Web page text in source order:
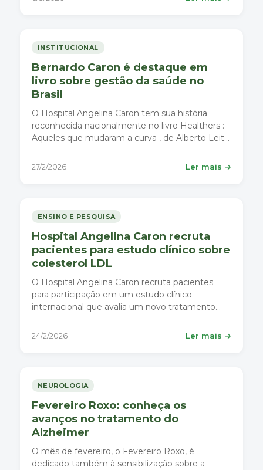
INSTITUCIONAL
Bernardo Caron é destaque em
livro sobre gestão da saúde no
Brasil
O Hospital Angelina Caron tem sua história
reconhecida nacionalmente no livro Healthers :
Aqueles que mudaram a curva , de Alberto Leite,
reúne as trajetórias de seis líderes da saúde no
27/2/2026 Ler mais →
ENSINO E PESQUISA
Hospital Angelina Caron recruta
pacientes para estudo clínico sobre
colesterol LDL
O Hospital Angelina Caron recruta pacientes
para participação em um estudo clínico
internacional que avalia um novo tratamento
como colesterol “ruim”, um dos principais
24/2/2026 Ler mais →
NEUROLOGIA
Fevereiro Roxo: conheça os
avanços no tratamento do
Alzheimer
O mês de fevereiro, o Fevereiro Roxo, é
dedicado também à sensibilização sobre a